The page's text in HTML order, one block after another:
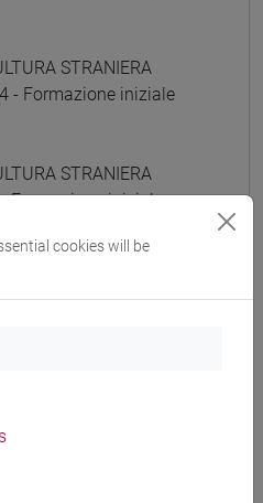
STRANIERA
- Formazione iniziale
STRANIERA
- Formazione iniziale
STRANIERE NEGLI
DI II GRADO (RUSSO)
STRANIERA
STRANIERE NEGLI
cookies will be